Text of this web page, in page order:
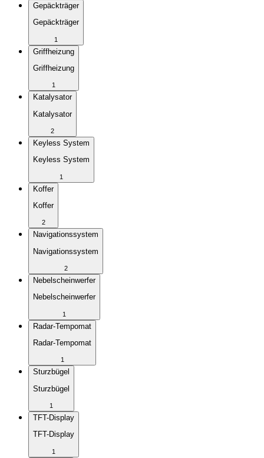
Gepäckträger
Gepäckträger
1
Griffheizung
Griffheizung
1
Katalysator
Katalysator
2
Keyless System
Keyless System
1
Koffer
Koffer
2
Navigationssystem
Navigationssystem
2
Nebelscheinwerfer
Nebelscheinwerfer
1
Radar-Tempomat
Radar-Tempomat
1
Sturzbügel
Sturzbügel
1
TFT-Display
TFT-Display
1